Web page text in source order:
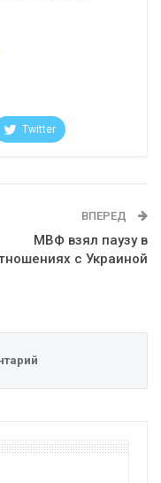
Twitter
ВПЕРЕД
МВФ взял паузу в
с Украиной